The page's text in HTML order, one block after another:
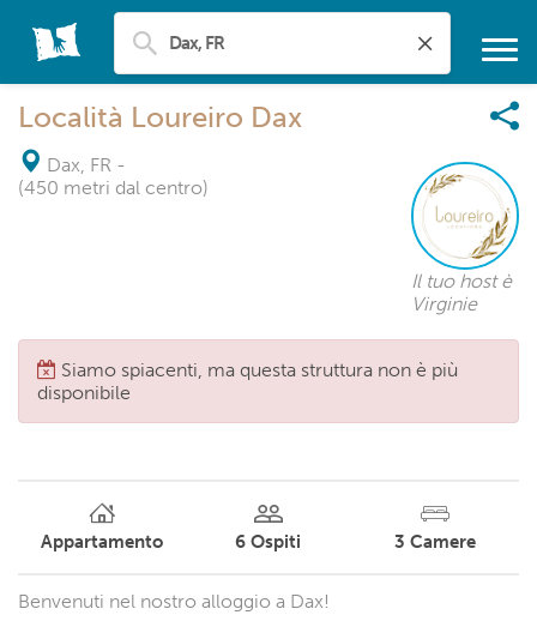
Località Loureiro Dax
Dax, FR -
(450 metri dal centro)
Il tuo host è
Virginie
Siamo spiacenti, ma questa struttura non è più
disponibile
Appartamento 6 Ospiti 3 Camere
Benvenuti nel nostro alloggio a Dax!